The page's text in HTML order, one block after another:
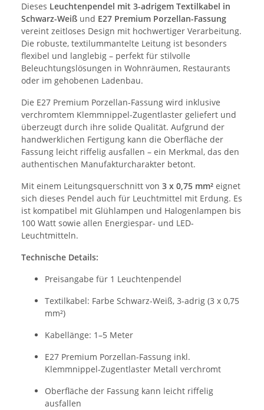
Dieses Leuchtenpendel mit 3-adrigem Textilkabel in
Schwarz-Weiß und E27 Premium Porzellan-Fassung
vereint zeitloses Design mit hochwertiger Verarbeitung.
Die robuste, textilummantelte Leitung ist besonders
flexibel und langlebig – perfekt für stilvolle
Beleuchtungslösungen in Wohnräumen, Restaurants
oder im gehobenen Ladenbau.
Die E27 Premium Porzellan-Fassung wird inklusive
verchromtem Klemmnippel-Zugentlaster geliefert und
überzeugt durch ihre solide Qualität. Aufgrund der
handwerklichen Fertigung kann die Oberfläche der
Fassung leicht riffelig ausfallen – ein Merkmal, das den
authentischen Manufakturcharakter betont.
Mit einem Leitungsquerschnitt von 3 x 0,75 mm² eignet
sich dieses Pendel auch für Leuchtmittel mit Erdung. Es
ist kompatibel mit Glühlampen und Halogenlampen bis
100 Watt sowie allen Energiespar- und LED-
Leuchtmitteln.
Technische Details:
Preisangabe für 1 Leuchtenpendel
Textilkabel: Farbe Schwarz-Weiß, 3-adrig (3 x 0,75
mm²)
Kabellänge: 1–5 Meter
E27 Premium Porzellan-Fassung inkl.
Klemmnippel-Zugentlaster Metall verchromt
Oberfläche der Fassung kann leicht riffelig
ausfallen